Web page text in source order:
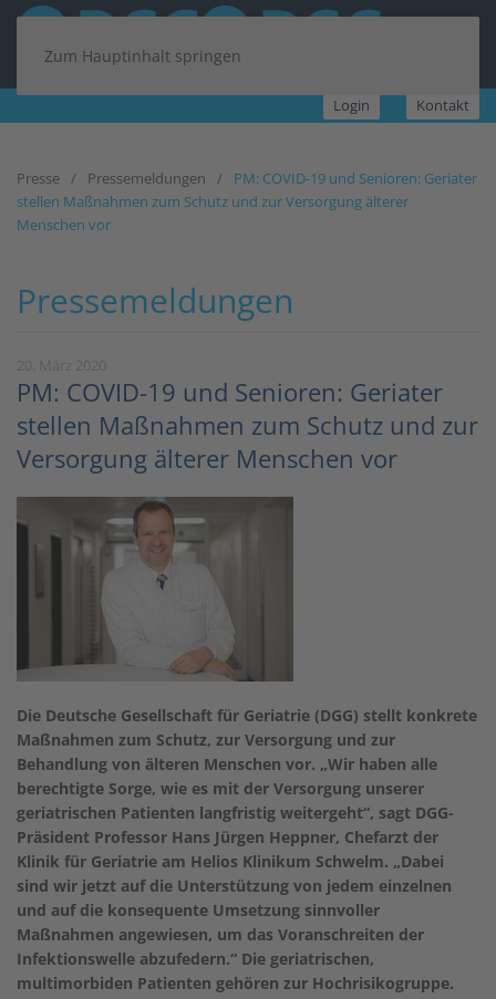
Zum Hauptinhalt springen
Login Kontakt
Presse Pressemeldungen
PM: COVID-19 und Senioren: Geriater
stellen Maßnahmen zum Schutz und zur Versorgung älterer
Menschen vor
Pressemeldungen
PM: COVID-19 und Senioren: Geriater
stellen Maßnahmen zum Schutz und zur
Versorgung älterer Menschen vor
Die Deutsche Gesellschaft für Geriatrie (DGG) stellt konkrete
Maßnahmen zum Schutz, zur Versorgung und zur
Behandlung von älteren Menschen vor. „Wir haben alle
berechtigte Sorge, wie es mit der Versorgung unserer
geriatrischen Patienten langfristig weitergeht“, sagt DGG-
Präsident Professor Hans Jürgen Heppner, Chefarzt der
Klinik für Geriatrie am Helios Klinikum Schwelm. „Dabei
sind wir jetzt auf die Unterstützung von jedem einzelnen
und auf die konsequente Umsetzung sinnvoller
Maßnahmen angewiesen, um das Voranschreiten der
Infektionswelle abzufedern.“ Die geriatrischen,
multimorbiden Patienten gehören zur Hochrisikogruppe.